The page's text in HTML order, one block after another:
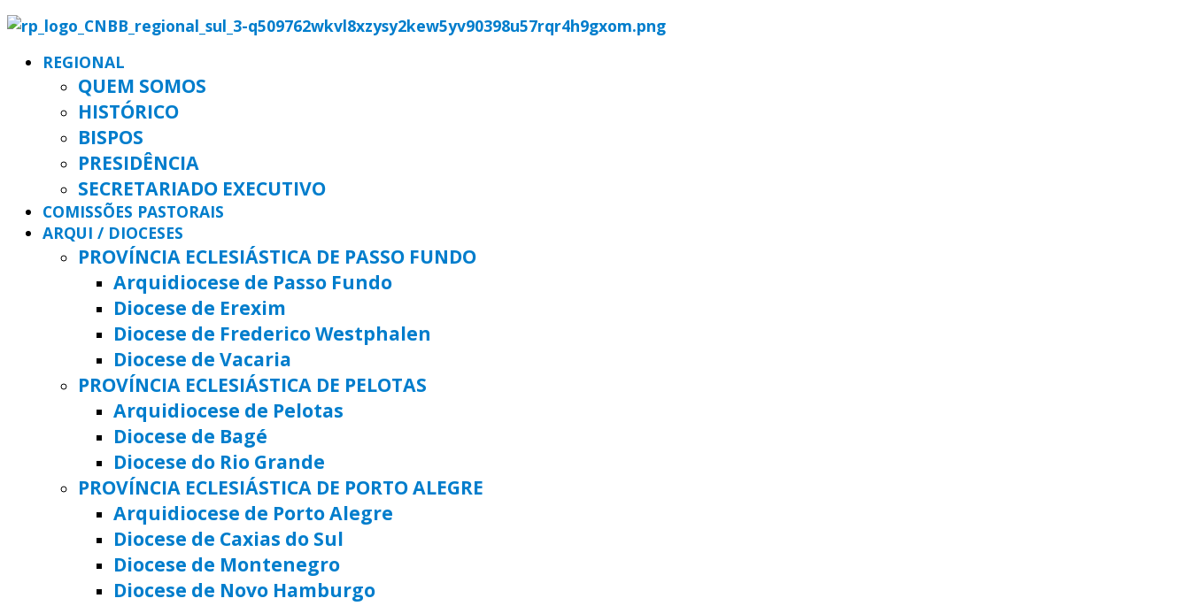
REGIONAL
QUEM SOMOS
HISTÓRICO
BISPOS
PRESIDÊNCIA
SECRETARIADO EXECUTIVO
COMISSÕES PASTORAIS
ARQUI / DIOCESES
PROVÍNCIA ECLESIÁSTICA DE PASSO FUNDO
Arquidiocese de Passo Fundo
Diocese de Erexim
Diocese de Frederico Westphalen
Diocese de Vacaria
PROVÍNCIA ECLESIÁSTICA DE PELOTAS
Arquidiocese de Pelotas
Diocese de Bagé
Diocese do Rio Grande
PROVÍNCIA ECLESIÁSTICA DE PORTO ALEGRE
Arquidiocese de Porto Alegre
Diocese de Caxias do Sul
Diocese de Montenegro
Diocese de Novo Hamburgo